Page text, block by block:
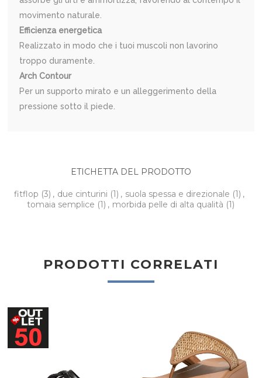
movimento naturale.
Efficienza energetica
Realizzato in modo che i tuoi muscoli non lavorino
troppo duramente.
Arch Contour
Per un supporto mirato e un alleggerimento della
pressione sotto il piede.
ETICHETTA DEL PRODOTTO
fitflop (3) , due cinturini (1) , suola spessa e direzionale (1) ,
tomaia semplice (1) , morbida pelle di alta qualità (1)
PRODOTTI CORRELATI